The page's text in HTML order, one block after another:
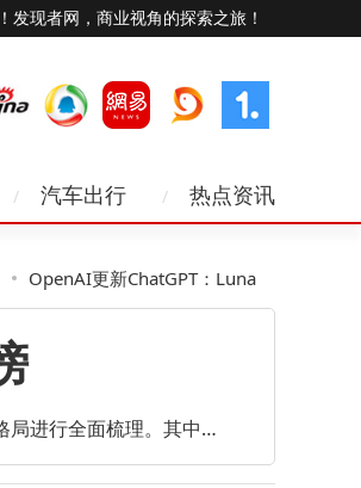
发现者网，商业视角的探索之旅！
汽车出行 热点资讯
更新ChatGPT：Luna免费畅聊，Sol
更准还增推理滑块
进行全面梳理。其中，